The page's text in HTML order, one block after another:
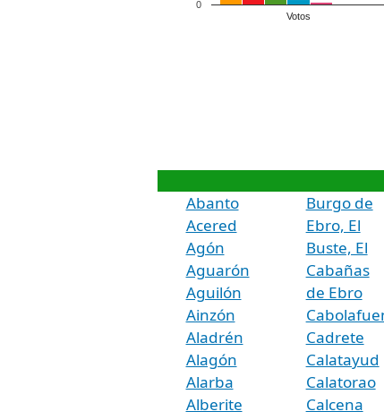
Votos
0
Abanto
Acered
Agón
Aguarón
Aguilón
Ainzón
Aladrén
Alagón
Alarba
Alberite
Burgo de
Ebro, El
Buste, El
Cabañas
de Ebro
Cadrete
Calatayud
Calatorao
Calcena